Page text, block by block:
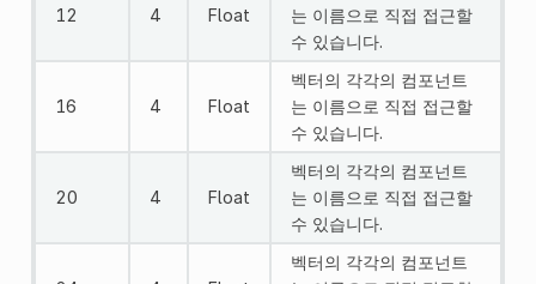
12 4 Float
는 이름으로 직접 접근할
수 있습니다.
16 4 Float
벡터의 각각의 컴포넌트
는 이름으로 직접 접근할
수 있습니다.
20 4 Float
벡터의 각각의 컴포넌트
는 이름으로 직접 접근할
수 있습니다.
벡터의 각각의 컴포넌트